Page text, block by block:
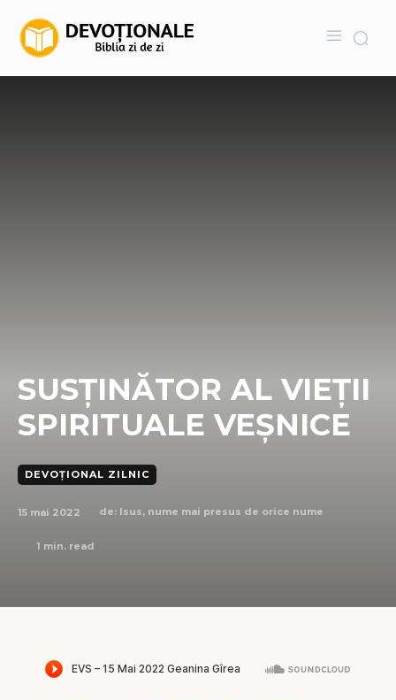
SUSȚINĂTOR AL VIEȚII
SPIRITUALE VEȘNICE
DEVOȚIONAL ZILNIC
15 mai 2022 de: Isus, nume mai presus de orice nume
1 min. read